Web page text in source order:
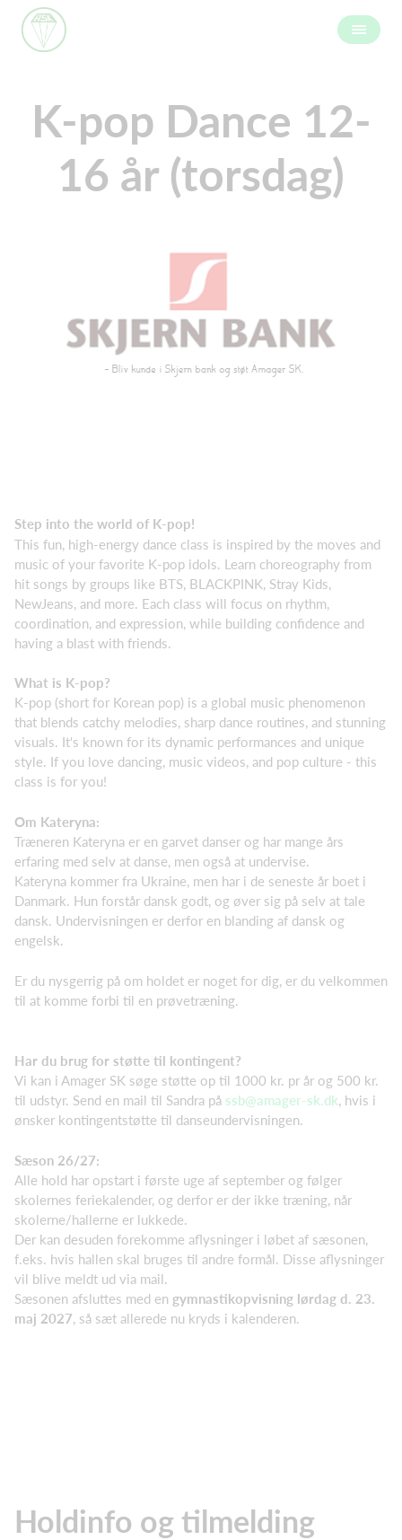
K-pop Dance 12-
16 år (torsdag)
Step into the world of K-pop!
This fun, high-energy dance class is inspired by the moves and
music of your favorite K-pop idols. Learn choreography from
hit songs by groups like BTS, BLACKPINK, Stray Kids,
NewJeans, and more. Each class will focus on rhythm,
coordination, and expression, while building confidence and
having a blast with friends.
What is K-pop?
K-pop (short for Korean pop) is a global music phenomenon
that blends catchy melodies, sharp dance routines, and stunning
visuals. It's known for its dynamic performances and unique
style. If you love dancing, music videos, and pop culture - this
class is for you!
Om Kateryna:
Træneren Kateryna er en garvet danser og har mange års
erfaring med selv at danse, men også at undervise.
Kateryna kommer fra Ukraine, men har i de seneste år boet i
Danmark. Hun forstår dansk godt, og øver sig på selv at tale
dansk. Undervisningen er derfor en blanding af dansk og
engelsk.
Er du nysgerrig på om holdet er noget for dig, er du velkommen
til at komme forbi til en prøvetræning.
Har du brug for støtte til kontingent?
Vi kan i Amager SK søge støtte op til 1000 kr. pr år og 500 kr.
til udstyr. Send en mail til Sandra på ssb@amager-sk.dk, hvis i
ønsker kontingentstøtte til danseundervisningen.
Sæson 26/27:
Alle hold har opstart i første uge af september og følger
skolernes feriekalender, og derfor er der ikke træning, når
skolerne/hallerne er lukkede.
Der kan desuden forekomme aflysninger i løbet af sæsonen,
f.eks. hvis hallen skal bruges til andre formål. Disse aflysninger
vil blive meldt ud via mail.
Sæsonen afsluttes med en gymnastikopvisning lørdag d. 23.
maj 2027, så sæt allerede nu kryds i kalenderen.
Holdinfo og tilmelding